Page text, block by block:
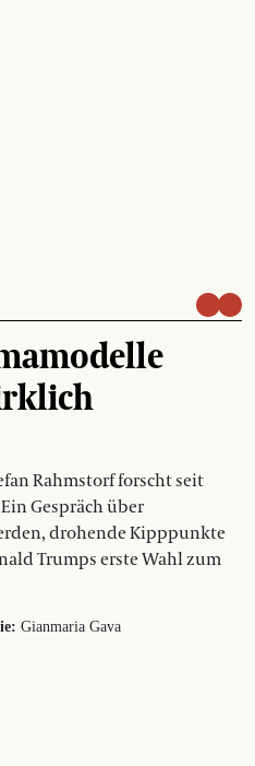
Rahmstorf forscht seit
Gespräch über
drohende Kipppunkte
Trumps erste Wahl zum
Gianmaria Gava